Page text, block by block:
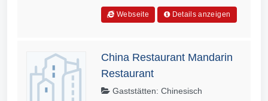
Webseite Details anzeigen
China Restaurant Mandarin
Restaurant
Gaststätten: Chinesisch